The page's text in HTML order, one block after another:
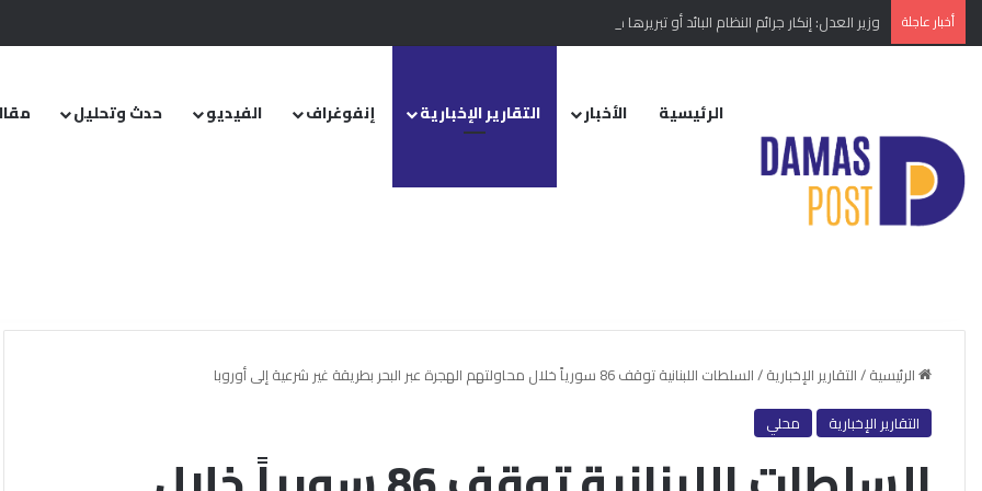
أخبار عاجلة وزير العدل: إنكار جرائم النظام البائد أو تبريرها مخالفة دستورية.. ومشروع قانون خاص إلى مجلس الشعب
الرئيسية الأخبار التقارير الإخبارية إنفوغراف الفيديو حدث وتحليل
الرئيسية/التقارير الإخبارية/السلطات اللبنانية توقف 86 سورياً خلال محاولتهم الهجرة عبر البحر بطريقة غير شرعية إلى أوروبا
التقارير الإخبارية
محلي